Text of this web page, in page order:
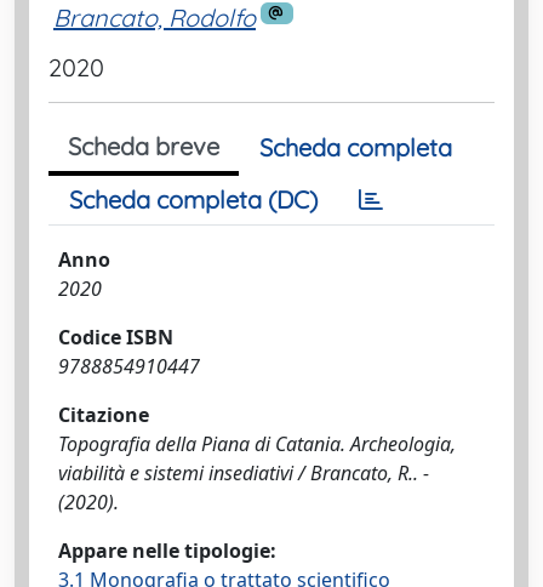
Brancato, Rodolfo
2020
Scheda breve
Scheda completa
Scheda completa (DC)
Anno
2020
Codice ISBN
9788854910447
Citazione
Topografia della Piana di Catania. Archeologia,
viabilità e sistemi insediativi / Brancato, R.. -
(2020).
Appare nelle tipologie:
3.1 Monografia o trattato scientifico